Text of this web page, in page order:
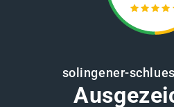
solingener-